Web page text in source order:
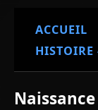
ACCUEIL
HISTOIRE